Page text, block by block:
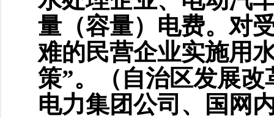
量（容量）电费。对
难的民营企业实施用
策”。（自治区发展
电力集团公司、国网